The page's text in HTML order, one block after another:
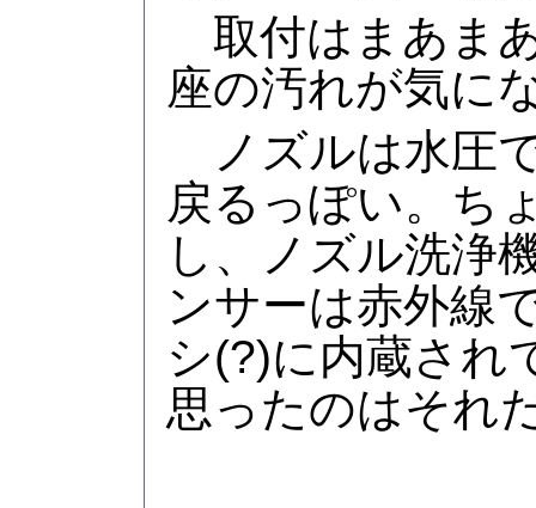
取付はまあま
座の汚れが気に
ノズルは水圧
戻るっぽい。ち
し、ノズル洗浄
ンサーは赤外線
シ(?)に内蔵され
思ったのはそれ